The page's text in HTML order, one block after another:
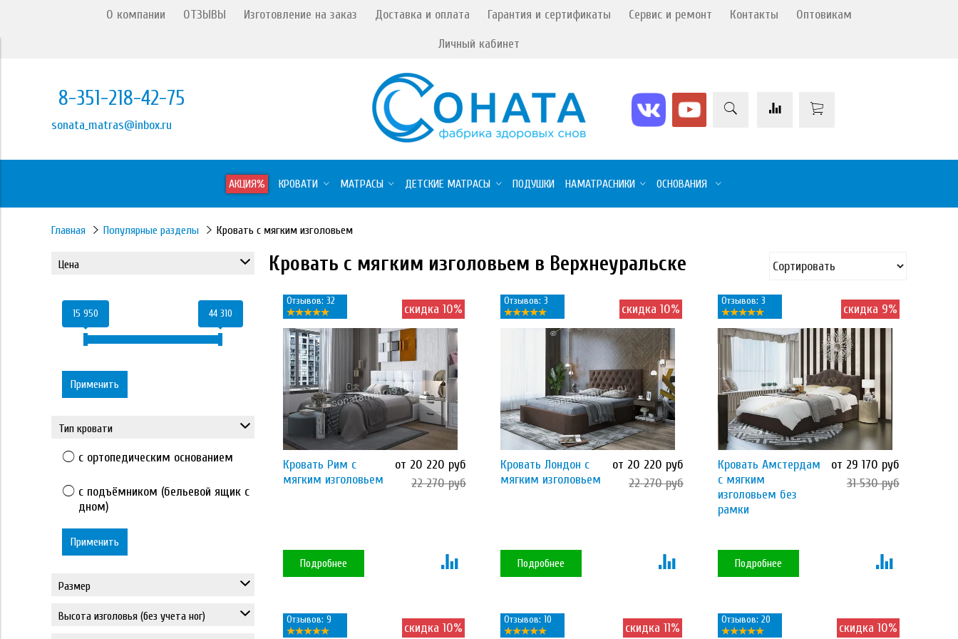
О компании ОТЗЫВЫ Изготовление на заказ Доставка и оплата Гарантия и сертификаты Сервис и ремонт Контакты
Оптовикам
Личный кабинет
8-351-218-42-75
sonata_matras@inbox.ru
АКЦИЯ% КРОВАТИ МАТРАСЫ ДЕТСКИЕ МАТРАСЫ ПОДУШКИ НАМАТРАСНИКИ ОСНОВАНИЯ
Главная Популярные разделы Кровать с мягким изголовьем
Цена
15 950 44 310
Применить
Тип кровати
с ортопедическим основанием
с подъёмником (бельевой ящик с
дном)
Применить
Размер
80*190
Высота изголовья (без учета ног)
Кровать с мягким изголовьем в Верхнеуральске
Отзывов: 32
скидка 10%
Кровать Рим с
мягким изголовьем
от 20 220 руб
22 270 руб
Подробнее
Отзывов: 3
скидка 10%
Кровать Лондон с
мягким изголовьем
от 20 220 руб
22 270 руб
Подробнее
Отзывов: 3
скидка 9%
Кровать Амстердам
с мягким
изголовьем без
рамки
от 29 170 руб
31 530 руб
Подробнее
Отзывов: 9
скидка 10%
Отзывов: 10
скидка 11%
Отзывов: 20
скидка 10%